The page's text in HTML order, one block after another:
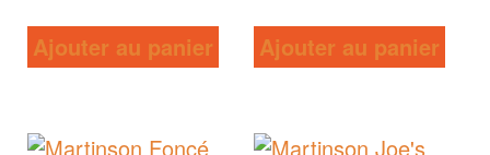
Ajouter au panier Ajouter au panier